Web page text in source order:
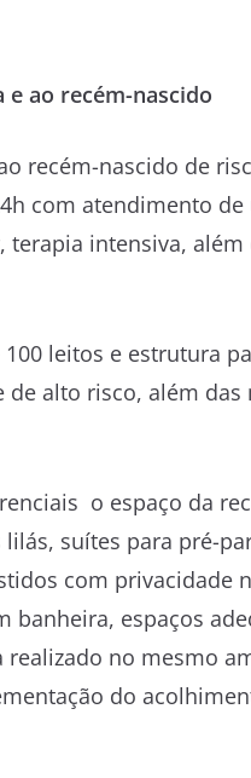
e ao recém-nascido
recém-nascido de
com atendimento de
terapia intensiva, além
leitos e estrutura
alto risco, além das
o espaço da
suítes para pré-
com privacidade
espaços
no mesmo
do